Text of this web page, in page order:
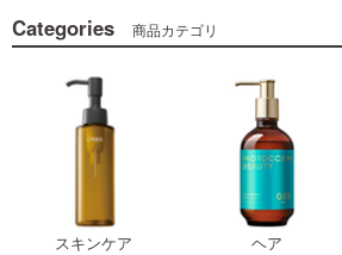
Categories 商品カテゴリ
スキンケア ヘア